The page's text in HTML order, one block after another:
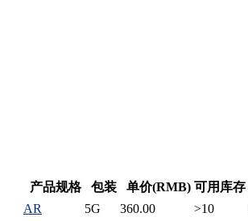
产品规格 包装 单价(RMB) 可用库存
AR 5G 360.00 >10